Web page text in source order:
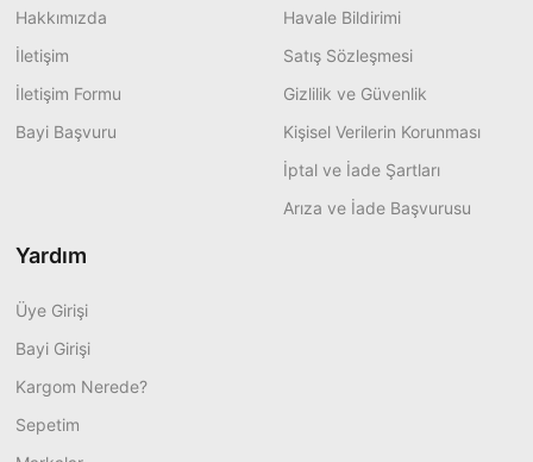
Hakkımızda
İletişim
İletişim Formu
Bayi Başvuru
Havale Bildirimi
Satış Sözleşmesi
Gizlilik ve Güvenlik
Kişisel Verilerin Korunması
İptal ve İade Şartları
Arıza ve İade Başvurusu
Yardım
Üye Girişi
Bayi Girişi
Kargom Nerede?
Sepetim